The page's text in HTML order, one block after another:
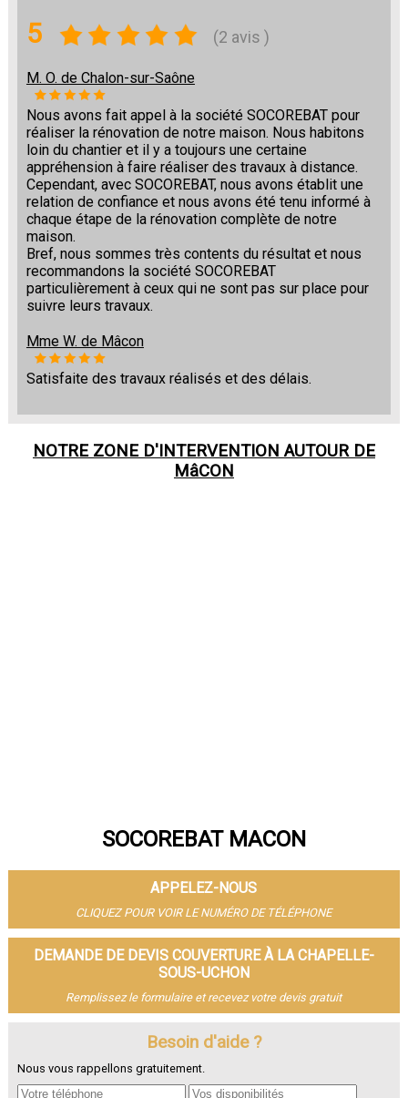
5 (2 avis )
M. O. de Chalon-sur-Saône
Nous avons fait appel à la société SOCOREBAT pour
réaliser la rénovation de notre maison. Nous habitons
loin du chantier et il y a toujours une certaine
appréhension à faire réaliser des travaux à distance.
Cependant, avec SOCOREBAT, nous avons établit une
relation de confiance et nous avons été tenu informé à
chaque étape de la rénovation complète de notre
maison.
Bref, nous sommes très contents du résultat et nous
recommandons la société SOCOREBAT
particulièrement à ceux qui ne sont pas sur place pour
suivre leurs travaux.
Mme W. de Mâcon
Satisfaite des travaux réalisés et des délais.
NOTRE ZONE D'INTERVENTION AUTOUR DE
MâCON
SOCOREBAT MACON
APPELEZ-NOUS
CLIQUEZ POUR VOIR LE NUMÉRO DE TÉLÉPHONE
DEMANDE DE DEVIS COUVERTURE À LA CHAPELLE-
SOUS-UCHON
Remplissez le formulaire et recevez votre devis gratuit
Besoin d'aide ?
Nous vous rappellons gratuitement.